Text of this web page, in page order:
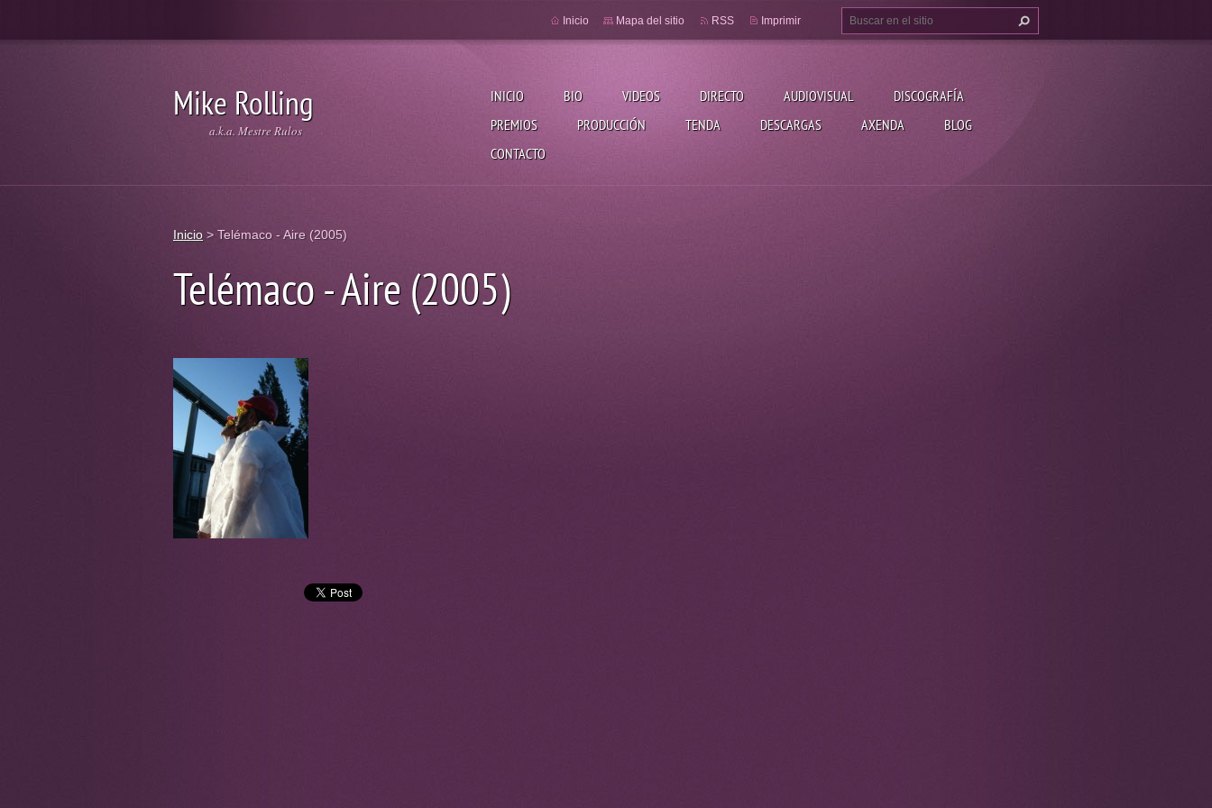
Mike Rolling
a.k.a. Mestre Rulos
INICIO BIO VIDEOS DIRECTO AUDIOVISUAL
DISCOGRAFÍA
PREMIOS
PRODUCCIÓN TENDA DESCARGAS AXENDA
BLOG
CONTACTO
Inicio Mapa del sitio RSS Imprimir
Inicio > Telémaco - Aire (2005)
Telémaco - Aire (2005)